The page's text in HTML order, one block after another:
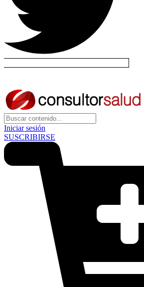
Iniciar sesión
SUSCRIBIRSE